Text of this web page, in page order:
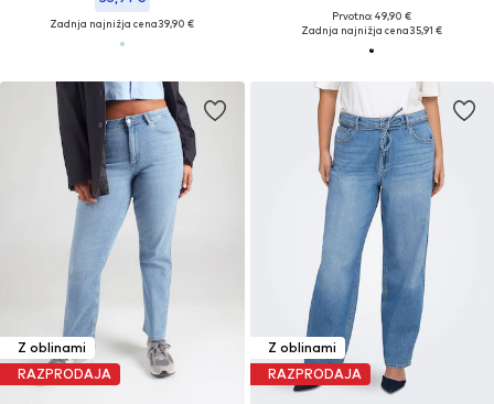
Zadnja najnižja cena39,90 €
Prvotno: 49,90 €
Zadnja najnižja cena35,91 €
Z oblinami
RAZPRODAJA
Z oblinami
RAZPRODAJA